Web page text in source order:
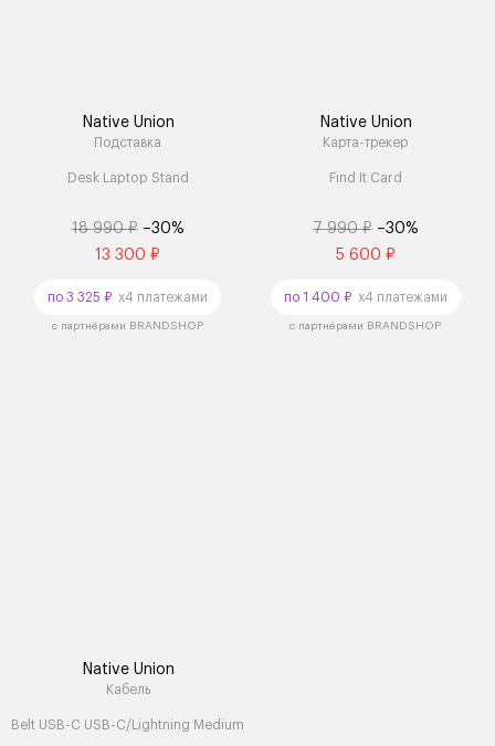
Native Union
Подставка
Desk Laptop Stand
18 990 ₽ –30%
13 300 ₽
по 3 325 ₽ x4 платежами
с партнёрами BRANDSHOP
Native Union
Карта-трекер
Find It Card
7 990 ₽ –30%
5 600 ₽
по 1 400 ₽x4 платежами
с партнёрами BRANDSHOP
Native Union
Кабель
Belt USB-C USB-C/Lightning Medium